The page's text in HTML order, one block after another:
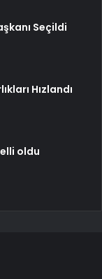
Seçildi
Hızlandı
oldu